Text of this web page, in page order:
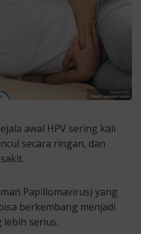
awal HPV sering kali
secara ringan, dan
Papillomavirus) yang
berkembang menjadi
lebih serius.